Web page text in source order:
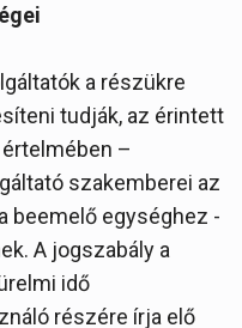
a részükre
tudják, az érintett
–
szakemberei az
beemelő egységhez -
A jogszabály a
idő
részére írja elő